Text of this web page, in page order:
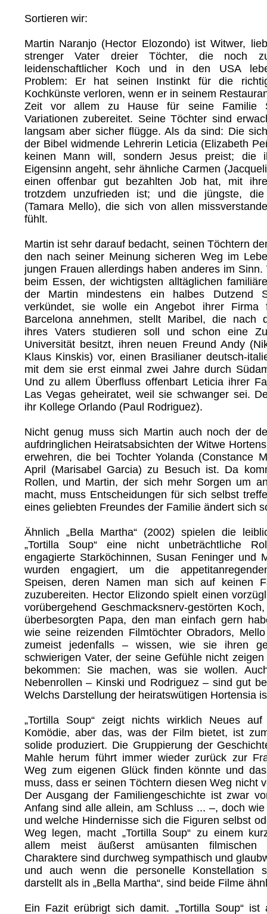
Sortieren wir:
Martin Naranjo (Hector Elozondo) ist Witwer,
strenger Vater dreier Töchter, die noch
leidenschaftlicher Koch und in den USA
Problem: Er hat seinen Instinkt für die
Kochkünste verloren, wenn er in seinem
Zeit vor allem zu Hause für seine Familie
Variationen zubereitet. Seine Töchter sind
langsam aber sicher flügge. Als da sind: Die
der Bibel widmende Lehrerin Leticia (Elizabeth
keinen Mann will, sondern Jesus preist; die
Eigensinn angeht, sehr ähnliche Carmen
einen offenbar gut bezahlten Job hat, mit
trotzdem unzufrieden ist; und die jüngste,
(Tamara Mello), die sich von allen
fühlt.
Martin ist sehr darauf bedacht, seinen Töchtern
den nach seiner Meinung sicheren Weg im
jungen Frauen allerdings haben anderes im
beim Essen, der wichtigsten alltäglichen
der Martin mindestens ein halbes Dutzend
verkündet, sie wolle ein Angebot ihrer
Barcelona annehmen, stellt Maribel, die nach
ihres Vaters studieren soll und schon eine
Universität besitzt, ihren neuen Freund Andy
Klaus Kinskis) vor, einen Brasilianer deutsch-
mit dem sie erst einmal zwei Jahre durch
Und zu allem Überfluss offenbart Leticia ihrer
Las Vegas geheiratet, weil sie schwanger sei.
ihr Kollege Orlando (Paul Rodriguez).
Nicht genug muss sich Martin auch noch der
aufdringlichen Heiratsabsichten der Witwe
erwehren, die bei Tochter Yolanda (Constance
April (Marisabel Garcia) zu Besuch ist. Da
Rollen, und Martin, der sich mehr Sorgen um
macht, muss Entscheidungen für sich selbst
eines geliebten Freundes der Familie ändert sich
Ähnlich „Bella Martha“ (2002) spielen die
„Tortilla Soup“ eine nicht unbeträchtliche
engagierte Starköchinnen, Susan Feninger und
wurden engagiert, um die
Speisen, deren Namen man sich auf keinen
zuzubereiten. Hector Elizondo spielt einen
vorübergehend Geschmacksnerv-gestörten
überbesorgten Papa, den man einfach gern
wie seine reizenden Filmtöchter Obradors,
zumeist jedenfalls – wissen, wie sie ihren
schwierigen Vater, der seine Gefühle nicht
bekommen: Sie machen, was sie wollen.
Nebenrollen – Kinski und Rodriguez – sind gut
Welchs Darstellung der heiratswütigen Hortensia
„Tortilla Soup“ zeigt nichts wirklich Neues
Komödie, aber das, was der Film bietet, ist
solide produziert. Die Gruppierung der
Mahle herum führt immer wieder zurück zur
Weg zum eigenen Glück finden könnte und
muss, dass er seinen Töchtern diesen Weg nicht
Der Ausgang der Familiengeschichte ist zwar
Anfang sind alle allein, am Schluss ... –, doch
und welche Hindernisse sich die Figuren selbst
Weg legen, macht „Tortilla Soup“ zu einem
allem meist äußerst amüsanten filmischen
Charaktere sind durchweg sympathisch und
und auch wenn die personelle Konstellation
darstellt als in „Bella Martha“, sind beide Filme
Ein Fazit erübrigt sich damit. „Tortilla Soup“ ist